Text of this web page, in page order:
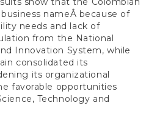
nameÂ because of
needs and lack of
from the National
Innovation System, while
consolidated its
its organizational
favorable opportunities
Technology and